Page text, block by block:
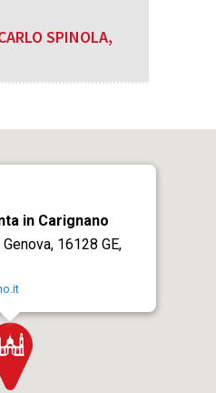
SPINOLA,
in Carignano
16128 GE,